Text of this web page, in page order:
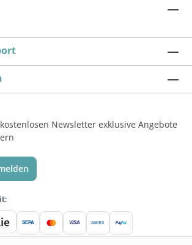
Newsletter exklusive Angebote
SEPA VISA AMEX PayPal